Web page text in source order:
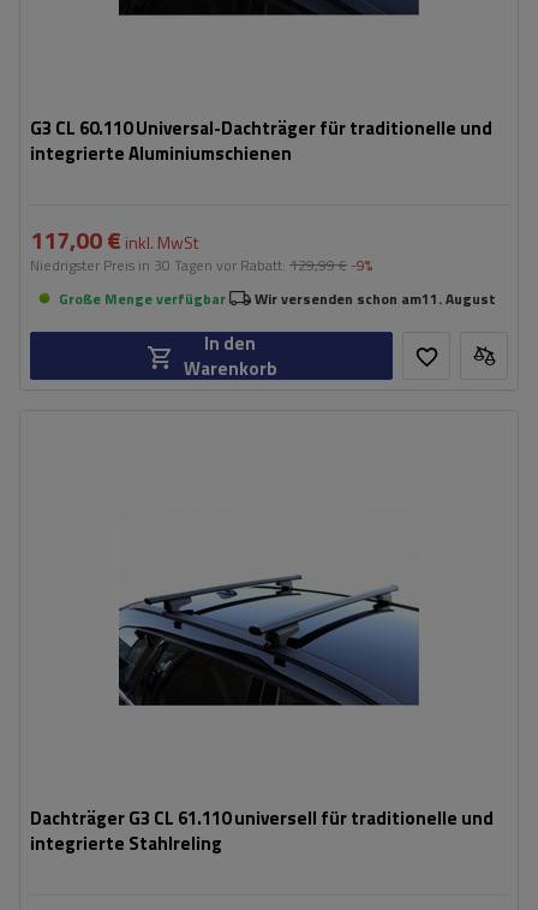
G3 CL 60.110 Universal-Dachträger für traditionelle und
integrierte Aluminiumschienen
117,00 € inkl. MwSt
Niedrigster Preis in 30 Tagen vor Rabatt: 129,99 € -9%
Große Menge verfügbar
Wir versenden schon am11. August
In den
Warenkorb
Dachträger G3 CL 61.110 universell für traditionelle und
integrierte Stahlreling